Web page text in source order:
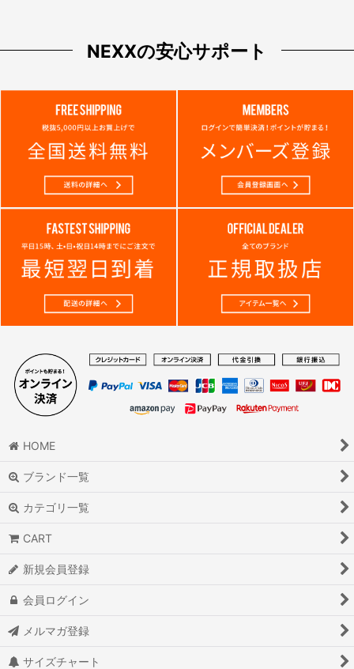
NEXXの安心サポート
HOME
ブランド一覧
カテゴリ一覧
CART
新規会員登録
会員ログイン
メルマガ登録
サイズチャート